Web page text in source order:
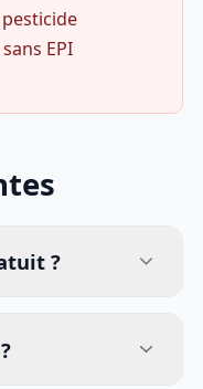
EPI
?